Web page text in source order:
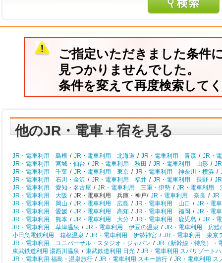
ご指定いただきました条件
見つかりませんでした。
条件を変えて再度検索して
他のJR・電車＋宿を見る
JR・電車利用 島根 / JR・電車利用 北海道 / JR・電車利用 青森 / JR・
JR・電車利用 宮城・仙台 / JR・電車利用 秋田 / JR・電車利用 山形 /
JR・電車利用 千葉 / JR・電車利用 東京 / JR・電車利用 神奈川・横浜 /
JR・電車利用 石川・金沢 / JR・電車利用 福井 / JR・電車利用 長野 /
JR・電車利用 愛知・名古屋 / JR・電車利用 三重・伊勢 / JR・電車利用
JR・電車利用 大阪 / JR・電車利用 兵庫・神戸/ JR・電車利用 奈良 / JR
JR・電車利用 岡山 / JR・電車利用 広島 / JR・電車利用 山口 / JR・電
JR・電車利用 愛媛 / JR・電車利用 高知 / JR・電車利用 福岡 / JR・電
JR・電車利用 熊本 / JR・電車利用 大分 / JR・電車利用 鹿児島 / JR・
JR・電車利用 草津温泉 / JR・電車利用 伊豆の温泉 / JR・電車利用 房総
小田急電鉄利用 箱根温泉 / JR・電車利用 伊勢神宮 / JR・電車利用 東京
JR・電車利用 ユニバーサル・スタジオ・ジャパン / JR（新幹線・特急）・
東武鉄道利用 湯西川温泉 / 東武鉄道利用 日光 / JR・電車利用 スパリゾート
JR・電車利用 福島・温泉旅行 / JR・電車利用 スキー旅行 / JR・電車利用 ス